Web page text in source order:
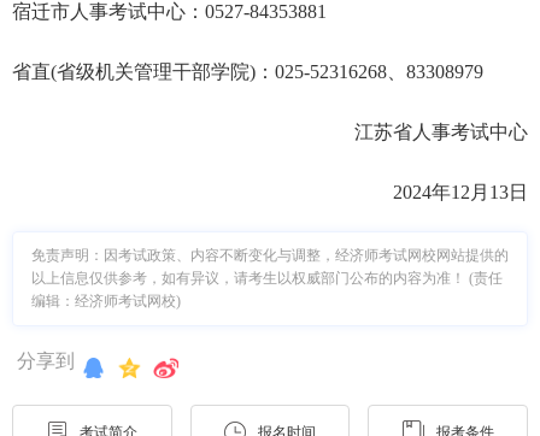
宿迁市人事考试中心：0527-84353881
省直(省级机关管理干部学院)：025-52316268、83308979
江苏省人事考试中心
2024年12月13日
免责声明：因考试政策、内容不断变化与调整，经济师考试网校网站提供的
以上信息仅供参考，如有异议，请考生以权威部门公布的内容为准！ (责任
编辑：经济师考试网校)
分享到
考试简介 报名时间 报考条件